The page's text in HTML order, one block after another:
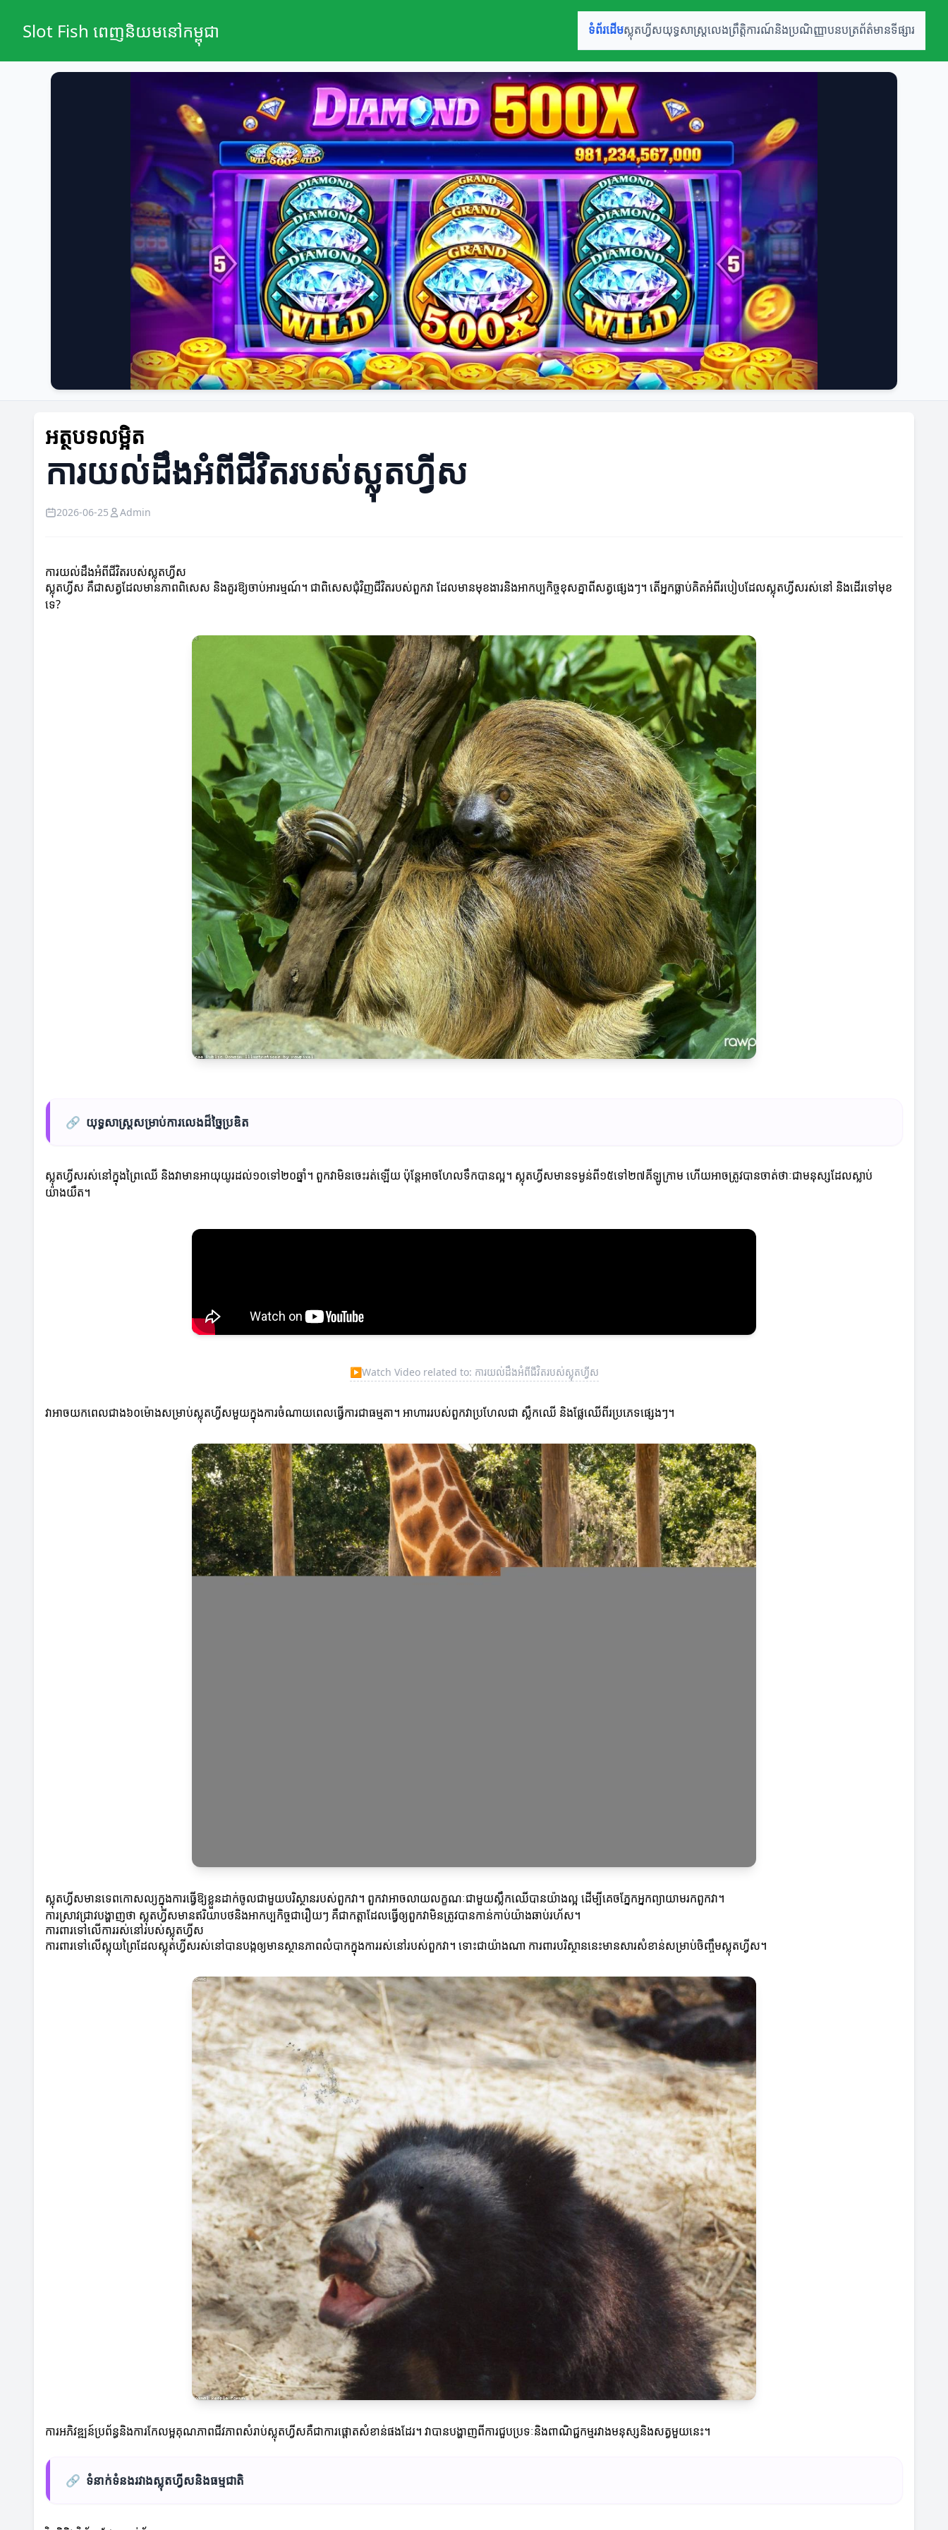
Slot Fish ពេញនិយមនៅកម្ពុជា ទំព័រដើមស្លុតហ្វីសយុទ្ធសាស្ត្រលេងព្រឹត្តិការណ៍និងប្រណិញ្ញាបនបត្រព័ត៌មានទីផ្សារ
អត្ថបទលម្អិត
ការយល់ដឹងអំពីជីវិតរបស់ស្លុតហ្វីស
2026-06-25 Admin
ការយល់ដឹងអំពីជីវិតរបស់ស្លុតហ្វីស
ស្លុតហ្វីស គឺជាសត្វដែលមានភាពពិសេស និងគួរឱ្យចាប់អារម្មណ៍។ ជាពិសេសជុំវិញជីវិតរបស់ពួកវា ដែលមានមុខងារនិងអាកប្បកិច្ចខុសគ្នាពីសត្វផ្សេងៗ។ តើអ្នកធ្លាប់គិតអំពីរបៀបដែលស្លុតហ្វីសរស់នៅ និងដើរទៅមុខ
ទេ?
🔗 យុទ្ធសាស្ត្រសម្រាប់ការលេងដ៏ច្នៃប្រឌិត
ស្លុតហ្វីសរស់នៅក្នុងព្រៃឈើ និងវាមានអាយុយូរដល់១០ទៅ២០ឆ្នាំ។ ពួកវាមិនចេះរត់ឡើយ ប៉ុន្តែអាចហែលទឹកបានល្អ។ ស្លុតហ្វីសមានទម្ងន់ពី១៥ទៅ២៧គីឡូក្រាម ហើយអាចត្រូវបានចាត់ថាៈជាមនុស្សដែលស្លាប់
យ៉ាងយឺត។
▶Watch Video related to: ការយល់ដឹងអំពីជីវិតរបស់ស្លុតហ្វីស
វាអាចយកពេលជាង៦០ម៉ោងសម្រាប់ស្លុតហ្វីសមួយក្នុងការចំណាយពេលធ្វើការជាធម្មតា។ អាហាររបស់ពួកវាប្រហែលជា ស្លឹកឈើ និងផ្លែឈើពីរប្រភេទផ្សេងៗ។
ស្លុតហ្វីសមានទេពកោសល្យក្នុងការធ្វើឱ្យខ្លួនដាក់ចូលជាមួយបរិស្ថានរបស់ពួកវា។ ពួកវាអាចលាយលក្ខណៈជាមួយស្លឹកឈើបានយ៉ាងល្អ ដើម្បីគេចភ្នែកអ្នកព្យាយាមរកពួកវា។
ការស្រាវជ្រាវបង្ហាញថា ស្លុតហ្វីសមានឥរិយាបថនិងអាកប្បកិច្ចជារឿយៗ គឺជាកត្តាដែលធ្វើឲ្យពួកវាមិនត្រូវបានកាន់កាប់យ៉ាងឆាប់រហ័ស។
ការពារទៅលើការរស់នៅរបស់ស្លុតហ្វីស
ការពារទៅលើស្អុយព្រៃដែលស្លុតហ្វីសរស់នៅបានបង្កឲ្យមានស្ថានភាពលំបាកក្នុងការរស់នៅរបស់ពួកវា។ ទោះជាយ៉ាងណា ការពារបរិស្ថាននេះមានសារសំខាន់សម្រាប់ចិញ្ចឹមស្លុតហ្វីស។
ការអភិវឌ្ឍន៍ប្រព័ន្ធនិងការកែលម្អគុណភាពជីវភាពសំរាប់ស្លុតហ្វីសគឺជាការផ្តោតសំខាន់ផងដែរ។ វាបានបង្ហាញពីការជួបប្រទៈនិងពាណិជ្ជកម្មរវាងមនុស្សនិងសត្វមួយនេះ។
🔗 ទំនាក់ទំនងរវាងស្លុតហ្វីសនិងធម្មជាតិ